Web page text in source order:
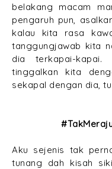
belakang macam
pengaruh pun,
kalau kita rasa
tanggungjawab kita
dia terkapai-
tinggalkan kita
sekapal dengan dia,
Aku sejenis tak
tunang dah kisah